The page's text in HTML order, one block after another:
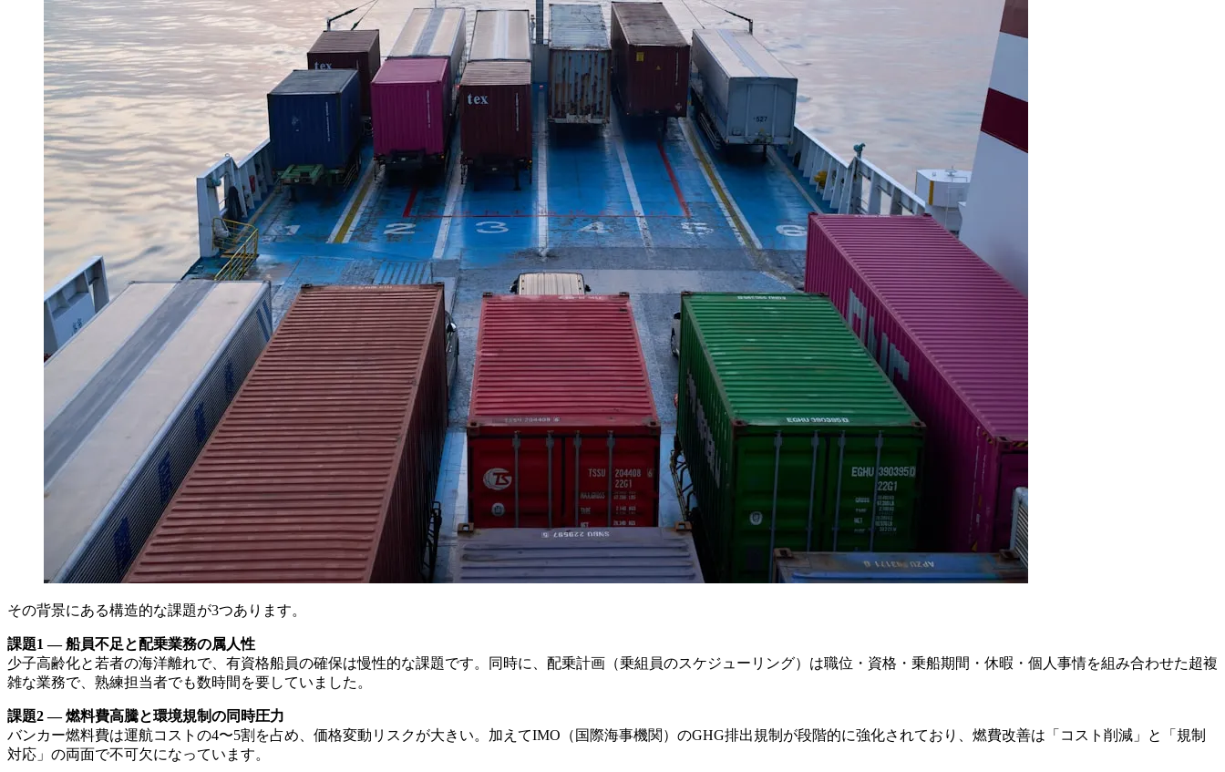
その背景にある構造的な課題が3つあります。
課題1 — 船員不足と配乗業務の属人性
少子高齢化と若者の海洋離れで、有資格船員の確保は慢性的な課題です。同時に、配乗計画（乗組員のスケジューリング）は職位・資格・乗船期間・休暇・個人事情を組み合わせた超複
雑な業務で、熟練担当者でも数時間を要していました。
課題2 — 燃料費高騰と環境規制の同時圧力
バンカー燃料費は運航コストの4〜5割を占め、価格変動リスクが大きい。加えてIMO（国際海事機関）のGHG排出規制が段階的に強化されており、燃費改善は「コスト削減」と「規制
対応」の両面で不可欠になっています。